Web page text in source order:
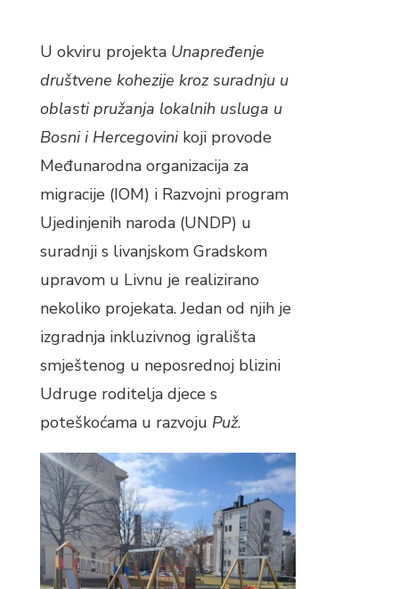
U okviru projekta Unapređenje
društvene kohezije kroz suradnju u
oblasti pružanja lokalnih usluga u
Bosni i Hercegovinikoji provode
Međunarodna organizacija za
migracije (IOM) i Razvojni program
Ujedinjenih naroda (UNDP) u
suradnji s livanjskom Gradskom
upravom u Livnu je realizirano
nekoliko projekata. Jedan od njih je
izgradnja inkluzivnog igrališta
smještenog u neposrednoj blizini
Udruge roditelja djece s
poteškoćama u razvoju Puž.